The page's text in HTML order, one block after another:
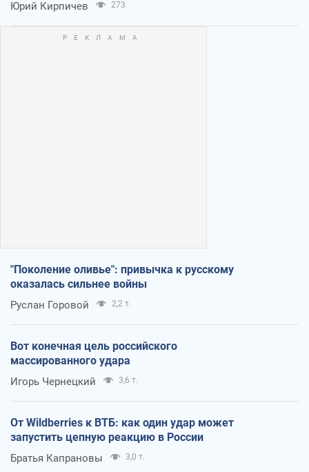
Юрий Кирпичев 273
"Поколение оливье": привычка к русскому
оказалась сильнее войны
Руслан Горовой 2,2 т.
Вот конечная цель российского
массированного удара
Игорь Чернецкий 3,6 т.
От Wildberries к ВТБ: как один удар может
запустить цепную реакцию в России
Братья Капрановы 3,0 т.